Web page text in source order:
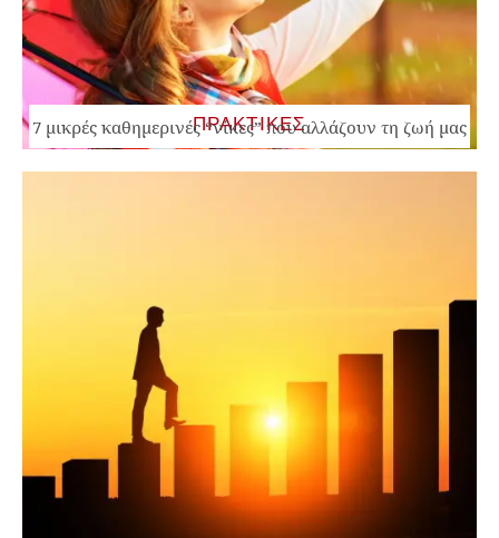
ΠΡΑΚΤΙΚΕΣ
7 μικρές καθημερινές “νίκες” που αλλάζουν τη ζωή μας